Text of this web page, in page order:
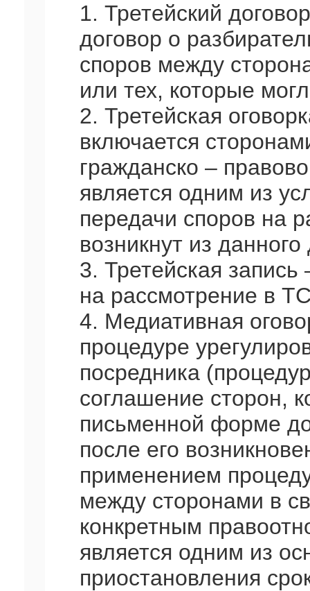
1. Третейский
договор о
споров между
или тех, которые
2. Третейская
включается
гражданско –
является одним из
передачи споров на
возникнут из данного
3. Третейская
на рассмотрение в
4. Медиативная
процедуре
посредника
соглашение сторон,
письменной форме
после его
применением
между сторонами в
конкретным
является одним из
приостановления